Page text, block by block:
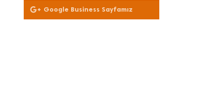
Google Business Sayfamız